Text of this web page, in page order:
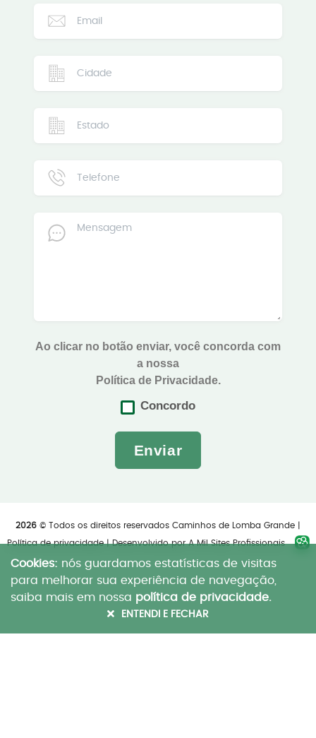
Ao clicar no botão enviar, você concorda com
a nossa
Política de Privacidade.
Concordo
Enviar
2026 © Todos os direitos reservados Caminhos de Lomba Grande |
Política de privacidade| Desenvolvido porA Mil Sites Profissionais
Cookies: nós guardamos estatísticas de visitas
para melhorar sua experiência de navegação,
saiba mais em nossa política de privacidade.
ENTENDI E FECHAR